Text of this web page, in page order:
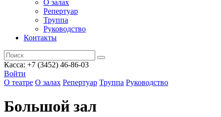
О залах
Репертуар
Труппа
Руководство
Контакты
Касса: +7 (3452) 46-86-03
Войти
О театре О залах Репертуар Труппа Руководство
Большой зал